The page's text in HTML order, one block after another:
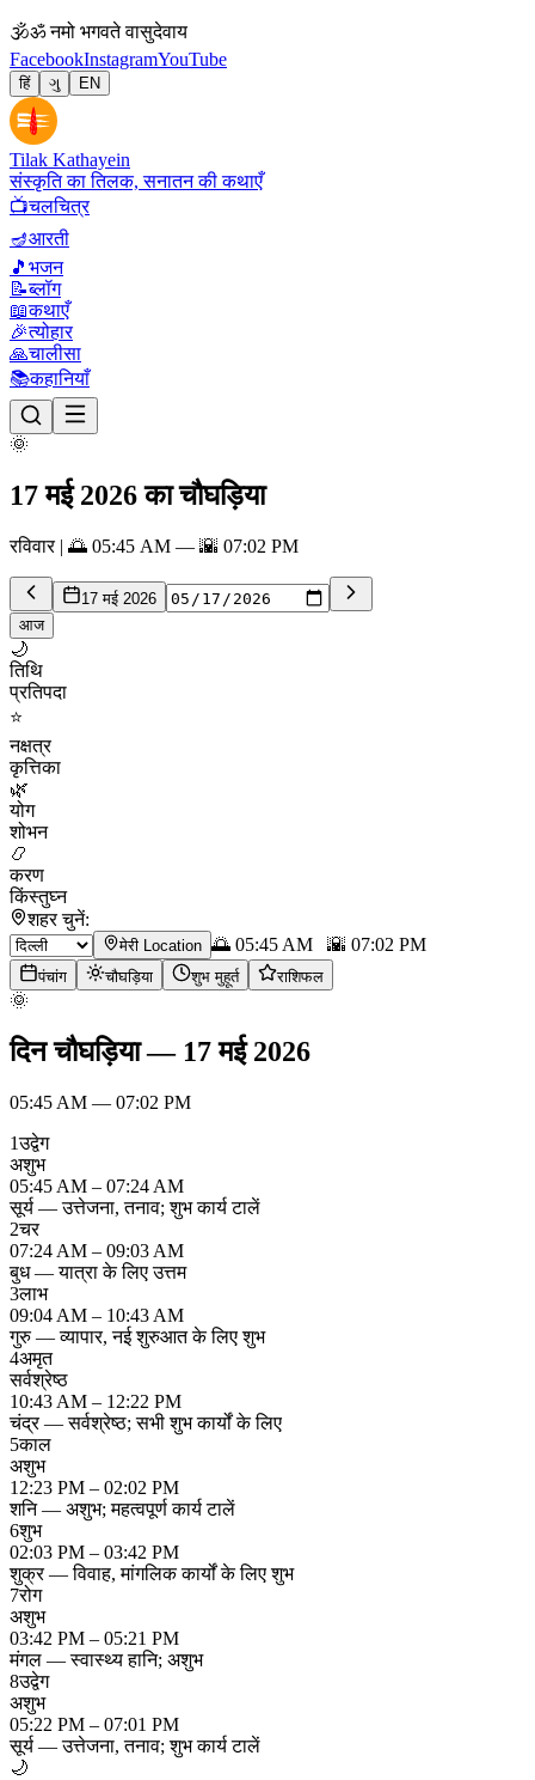
🕉ॐ नमो भगवते वासुदेवाय
FacebookInstagramYouTube
हिं ગુ EN
Tilak Kathayein
संस्कृति का तिलक, सनातन की कथाएँ
📺चलचित्र
🪔आरती
🎵 भजन
📝ब्लॉग
📖कथाएँ
🎉त्योहार
🙏चालीसा
📚कहानियाँ
🌞
17 मई 2026 का चौघड़िया
रविवार | 🌅 05:45 AM — 🌇 07:02 PM
17 मई 2026
आज
🌙
तिथि
प्रतिपदा
⭐
नक्षत्र
कृत्तिका
🌿
योग
शोभन
📿
करण
किंस्तुघ्न
शहर चुनें:
मेरी Location 🌅 05:45 AM 🌇 07:02 PM
पंचांग चौघड़िया शुभ मुहूर्त राशिफल
🌞
दिन चौघड़िया— 17 मई 2026
05:45 AM — 07:02 PM
1उद्वेग
अशुभ
05:45 AM – 07:24 AM
सूर्य — उत्तेजना, तनाव; शुभ कार्य टालें
2चर
07:24 AM – 09:03 AM
बुध — यात्रा के लिए उत्तम
3लाभ
09:04 AM – 10:43 AM
गुरु — व्यापार, नई शुरुआत के लिए शुभ
4अमृत
सर्वश्रेष्ठ
10:43 AM – 12:22 PM
चंद्र — सर्वश्रेष्ठ; सभी शुभ कार्यों के लिए
5काल
अशुभ
12:23 PM – 02:02 PM
शनि — अशुभ; महत्वपूर्ण कार्य टालें
6शुभ
02:03 PM – 03:42 PM
शुक्र — विवाह, मांगलिक कार्यों के लिए शुभ
7रोग
अशुभ
03:42 PM – 05:21 PM
मंगल — स्वास्थ्य हानि; अशुभ
8उद्वेग
अशुभ
05:22 PM – 07:01 PM
सूर्य — उत्तेजना, तनाव; शुभ कार्य टालें
🌙